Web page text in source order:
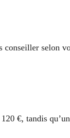
conseiller selon
€, tandis